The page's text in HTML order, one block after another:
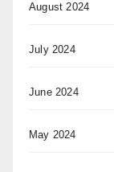
August 2024
July 2024
June 2024
May 2024